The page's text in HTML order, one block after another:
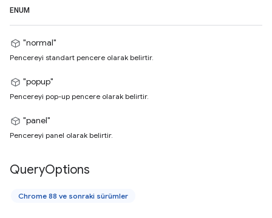
ENUM
"normal"
Pencereyi standart pencere olarak belirtir.
"popup"
Pencereyi pop-up pencere olarak belirtir.
"panel"
Pencereyi panel olarak belirtir.
QueryOptions
Chrome 88 ve sonraki sürümler